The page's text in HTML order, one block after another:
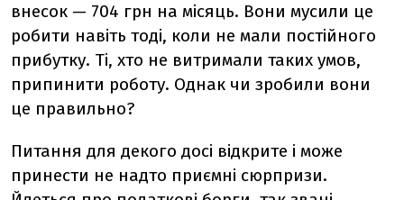
внесок — 704 грн на місяць. Вони мусили це
робити навіть тоді, коли не мали постійного
прибутку. Ті, хто не витримали таких умов,
припинити роботу. Однак чи зробили вони
це правильно?
Питання для декого досі відкрите і може
принести не надто приємні сюрпризи.